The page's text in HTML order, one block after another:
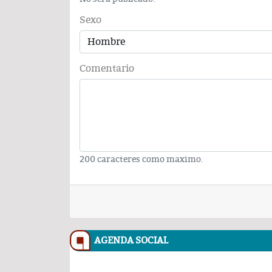
Sexo
Comentario
200 caracteres como maximo.
AGENDA SOCIAL